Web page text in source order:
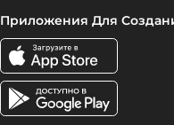
Приложения Для